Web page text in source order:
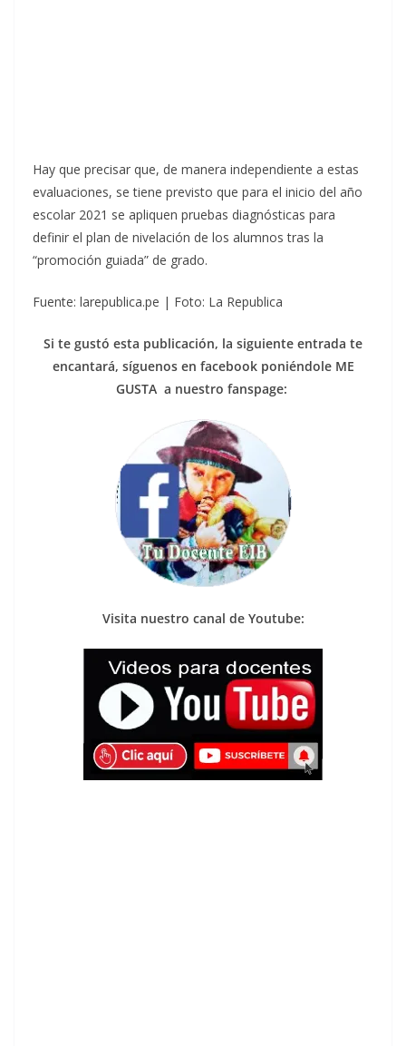
Hay que precisar que, de manera independiente a estas
evaluaciones, se tiene previsto que para el inicio del año
escolar 2021 se apliquen pruebas diagnósticas para
definir el plan de nivelación de los alumnos tras la
“promoción guiada” de grado.
Fuente: larepublica.pe | Foto: La Republica
Si te gustó esta publicación, la siguiente entrada te
encantará, síguenos en facebook poniéndole ME
GUSTA a nuestro fanspage:
Visita nuestro canal de Youtube: